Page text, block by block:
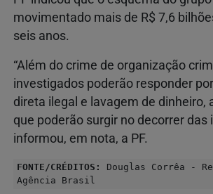
movimentado mais de R$ 7,6
seis anos.
“Além do crime de organização
investigados poderão responder
direta ilegal e lavagem de dinheiro,
que poderão surgir no decorrer das
informou, em nota, a PF.
FONTE/CRÉDITOS:
Douglas Corrêa -
Agência Brasil